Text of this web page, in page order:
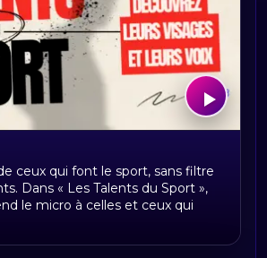
sport
ceux qui font le sport, sans filtre
Dans « Les Talents du Sport »,
le micro à celles et ceux qui